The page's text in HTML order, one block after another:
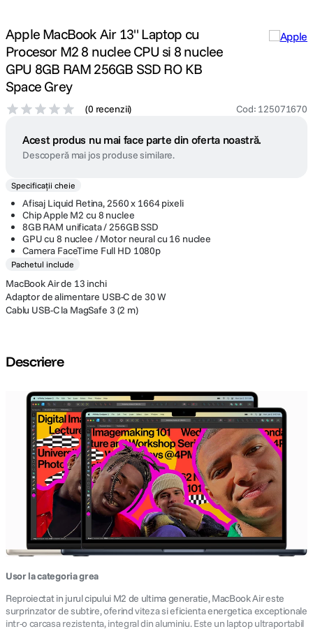
Apple MacBook Air 13" Laptop cu
Procesor M2 8 nuclee CPU si 8 nuclee
GPU 8GB RAM 256GB SSD RO KB
Space Grey
(0 recenzii) Cod: 125071670
Acest produs nu mai face parte din oferta noastră.
Descoperă mai jos produse similare.
Specificații cheie
Afisaj Liquid Retina, 2560 x 1664 pixeli
Chip Apple M2 cu 8 nuclee
8GB RAM unificata / 256GB SSD
GPU cu 8 nuclee / Motor neural cu 16 nuclee
Camera FaceTime Full HD 1080p
Pachetul include
MacBook Air de 13 inchi
Adaptor de alimentare USB-C de 30 W
Cablu USB-C la MagSafe 3 (2 m)
Descriere
Usor la categoria grea
Reproiectat in jurul cipului M2 de ultima generatie, MacBook Air este
surprinzator de subtire, oferind viteza si eficienta energetica exceptionale
intr-o carcasa rezistenta, integral din aluminiu. Este un laptop ultraportabil